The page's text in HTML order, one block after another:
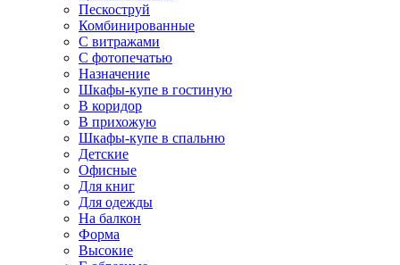
Пескоструй
Комбинированные
С витражами
С фотопечатью
Назначение
Шкафы-купе в гостиную
В коридор
В прихожую
Шкафы-купе в спальню
Детские
Офисные
Для книг
Для одежды
На балкон
Форма
Высокие